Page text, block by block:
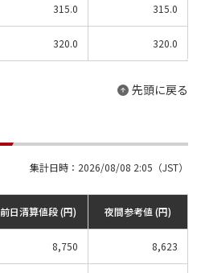
315.0 315.0
320.0 320.0
先頭に戻る
集計日時：2026/08/08 2:05（JST）
前日清算値段 (円) 夜間参考値 (円)
8,750 8,623